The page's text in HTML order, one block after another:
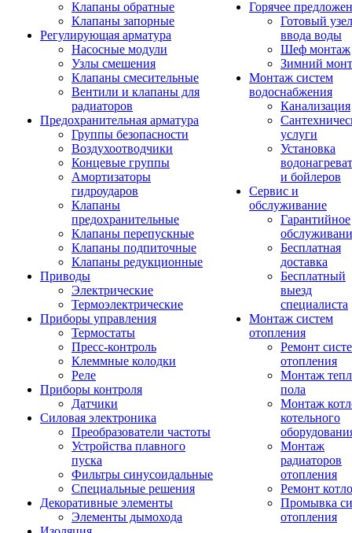
Клапаны обратные
Клапаны запорные
Регулирующая арматура
Насосные модули
Узлы смешения
Клапаны смесительные
Вентили и клапаны для
радиаторов
Предохранительная арматура
Группы безопасности
Воздухоотводчики
Концевые группы
Амортизаторы
гидроударов
Клапаны
предохранительные
Клапаны перепускные
Клапаны подпиточные
Клапаны редукционные
Приводы
Электрические
Термоэлектрические
Приборы управления
Термостаты
Пресс-контроль
Клеммные колодки
Реле
Приборы контроля
Датчики
Силовая электроника
Преобразователи частоты
Устройства плавного
пуска
Фильтры синусоидальные
Специальные решения
Декоративные элементы
Элементы дымохода
Горячее
Готовый узел
ввода воды
Шеф монтаж
Зимний
Монтаж систем
водоснабжения
Канализация
услуги
Установка
и бойлеров
Сервис и
обслуживание
Гарантийное
Бесплатная
доставка
Бесплатный
выезд
специалиста
Монтаж систем
отопления
Ремонт
отопления
Монтаж
пола
Монтаж
котельного
Монтаж
радиаторов
отопления
Ремонт
Промывка
отопления